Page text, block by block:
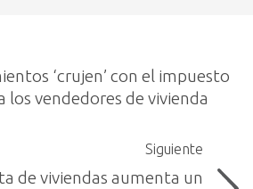
‘crujen’ con el impuesto
los vendedores de vivienda
Siguiente
de viviendas aumenta un